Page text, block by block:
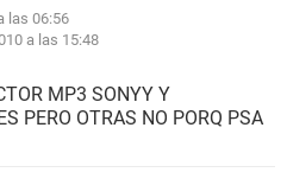
las 06:56
a las 15:48
MP3 SONYY Y
PERO OTRAS NO PORQ PSA